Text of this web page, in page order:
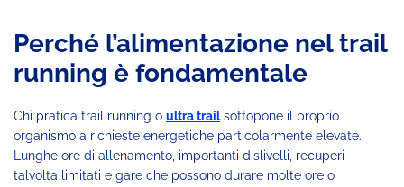
Perché l’alimentazione nel trail
running è fondamentale
Chi pratica trail running o ultra trailsottopone il proprio
organismo a richieste energetiche particolarmente elevate.
Lunghe ore di allenamento, importanti dislivelli, recuperi
talvolta limitati e gare che possono durare molte ore o